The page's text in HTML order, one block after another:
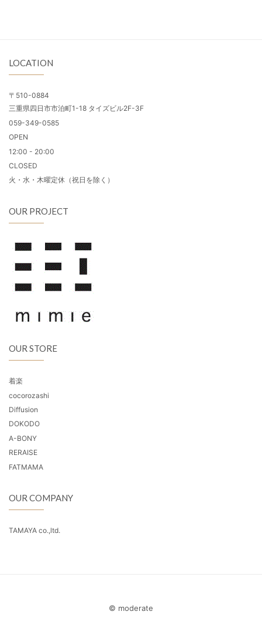
LOCATION
〒510-0884
三重県四日市市泊町1-18 タイズビル2F-3F
059-349-0585
OPEN
12:00 - 20:00
CLOSED
火・水・木曜定休（祝日を除く）
OUR PROJECT
OUR STORE
着楽
cocorozashi
Diffusion
DOKODO
A-BONY
RERAISE
FATMAMA
OUR COMPANY
TAMAYA co.,ltd.
© moderate